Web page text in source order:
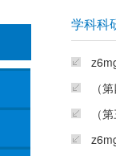
学科科
（
（